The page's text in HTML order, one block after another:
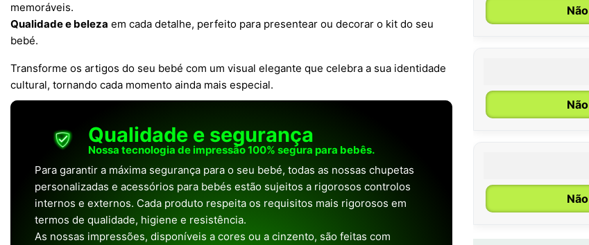
memoráveis.
Qualidade e beleza em cada detalhe, perfeito para presentear ou decorar o kit do seu
bebé.
Transforme os artigos do seu bebé com um visual elegante que celebra a sua identidade
cultural, tornando cada momento ainda mais especial.
Qualidade e segurança
Nossa tecnologia de impressão 100% segura para bebês.
Para garantir a máxima segurança para o seu bebé, todas as nossas chupetas
personalizadas e acessórios para bebés estão sujeitos a rigorosos controlos
internos e externos. Cada produto respeita os requisitos mais rigorosos em
termos de qualidade, higiene e resistência.
As nossas impressões, disponíveis a cores ou a cinzento, são feitas com
Não
Não
Não